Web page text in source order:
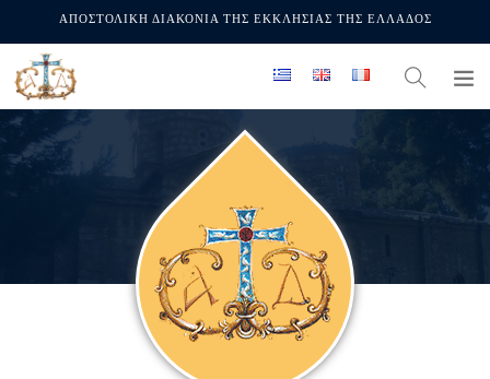
ΑΠΟΣΤΟΛΙΚΗ ΔΙΑΚΟΝΙΑ ΤΗΣ ΕΚΚΛΗΣΙΑΣ ΤΗΣ ΕΛΛΑΔΟΣ